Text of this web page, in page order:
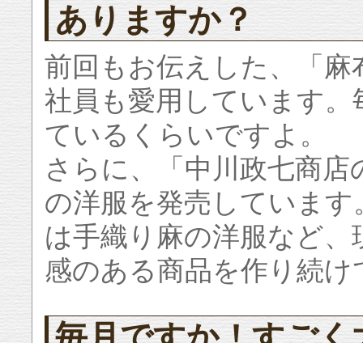
ありますか？
前回もお伝えした、「
社員も愛用しています
ているくらいですよ。
さらに、「中川政七商
の洋服を発売していま
は手織り麻の洋服など
感のある商品を作り続け